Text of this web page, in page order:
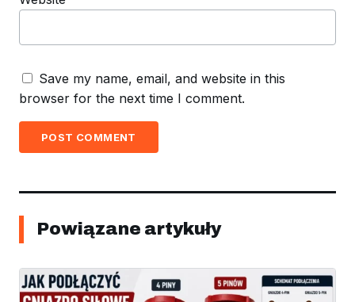
Save my name, email, and website in this
browser for the next time I comment.
POST COMMENT
Powiązane artykuły